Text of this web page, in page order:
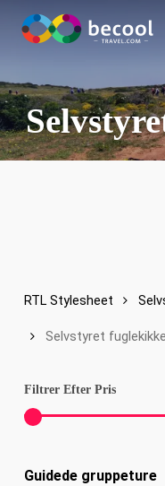
hovedindhold
RTL Stylesheet
Selvstyret
Filtrer Efter Pris
Guidede gruppeture